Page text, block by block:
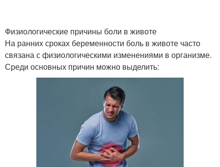
Физиологические причины боли в животе
На ранних сроках беременности боль в животе часто
связана с физиологическими изменениями в организме.
Среди основных причин можно выделить: